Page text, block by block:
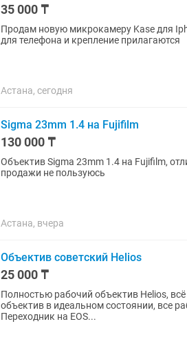
35 000 ₸
Продам новую микрокамеру Kase для
для телефона и крепление прилагаются
Астана, сегодня
Sigma 23mm 1.4 на Fujifilm
130 000 ₸
Объектив Sigma 23mm 1.4 на Fujifilm,
продажи не пользуюсь
Астана, вчера
Объектив советский Helios
25 000 ₸
Полностью рабочий объектив Helios,
объектив в идеальном состоянии, все
Переходник на EOS...